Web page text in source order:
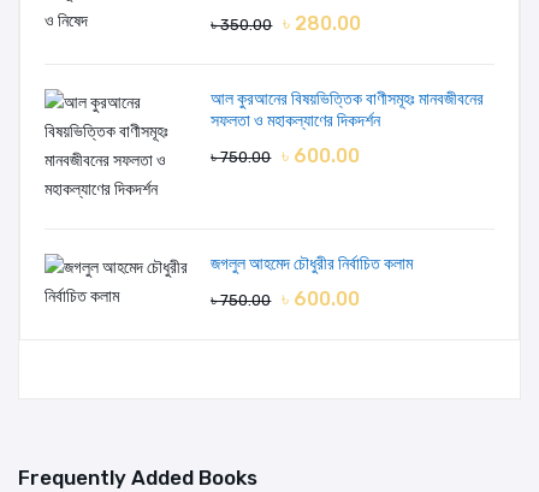
৳ 350.00 ৳ 280.00
আল কুরআনের বিষয়ভিত্তিক বাণীসমূহঃ মানবজীবনের
সফলতা ও মহাকল্যাণের দিকদর্শন
৳ 750.00 ৳ 600.00
জগলুল আহমেদ চৌধুরীর নির্বাচিত কলাম
৳ 750.00 ৳ 600.00
Frequently Added Books